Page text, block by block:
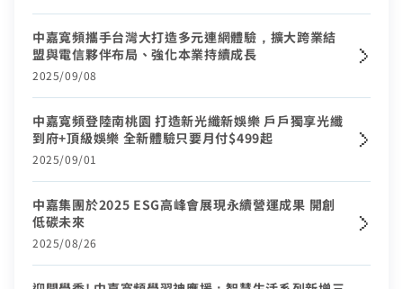
中嘉寬頻攜手台灣大打造多元連網體驗，擴大跨業結
盟與電信夥伴布局、強化本業持續成長
2025/09/08
中嘉寬頻登陸南桃園 打造新光纖新娛樂 戶戶獨享光纖
到府+頂級娛樂 全新體驗只要月付$499起
2025/09/01
中嘉集團於2025 ESG高峰會展現永續營運成果 開創
低碳未來
2025/08/26
登入
如有任何問題請洽客服專線 412-8811(手機請加區碼)
登入
合作業者客戶發票查詢
如有任何問題請洽客服專線 412-8811(手機請加區碼)
前往加值服務
我知道了
【專屬服務】
查詢帳單、線上繳費